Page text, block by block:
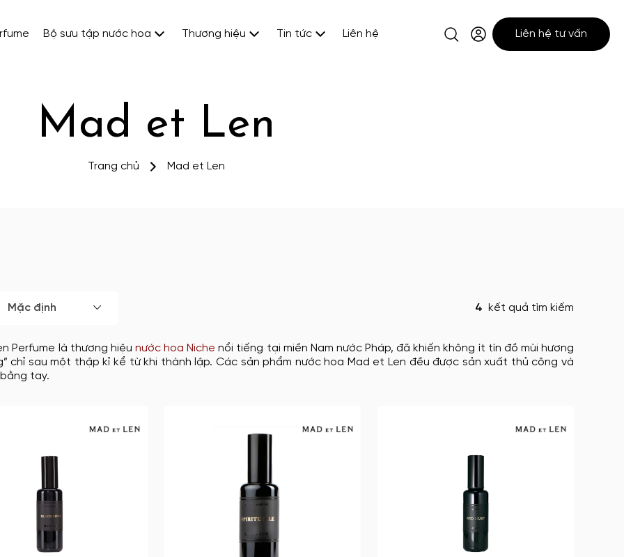
Bộ sưu tập nước hoa Thương hiệu Tin tức Liên hệ Liên hệ tư vấn
Mad et Len
Trang chủ Mad et Len
Mặc định 4 kết quả tìm kiếm
Perfume là thương hiệu nước hoa Niche nổi tiếng tại miền Nam nước Pháp, đã khiến không ít tín đồ mùi hương
chỉ sau một thập kỉ kể từ khi thành lập. Các sản phẩm nước hoa Mad et Len đều được sản xuất thủ công và
tay.